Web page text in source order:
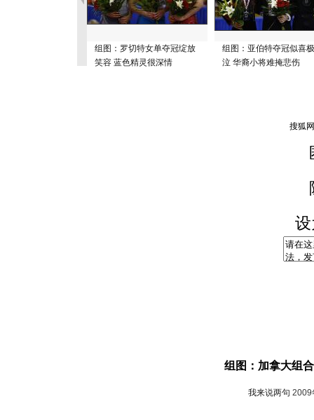
组图：罗切特女单夺冠绽放
笑容 蓝色精灵很深情
组图：亚伯特夺冠似喜
泣 华裔小将难掩悲伤
组图：加拿大组
我来说两句 2009